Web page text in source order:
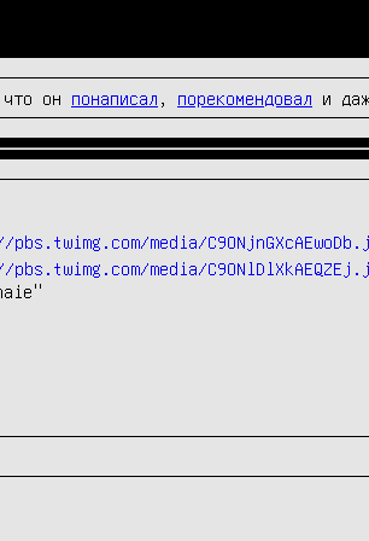
он понаписал порекомендовал и